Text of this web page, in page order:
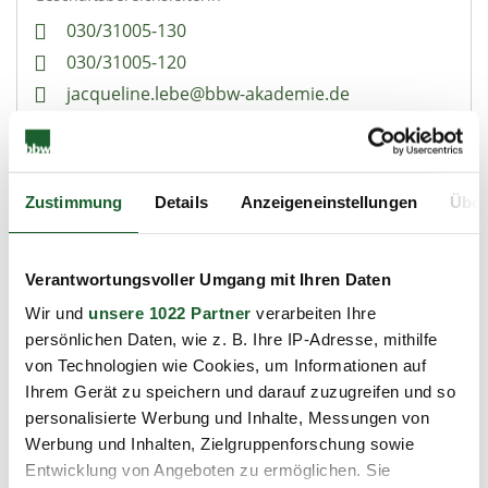
Zustimmung Details Anzeigeneinstellungen
Verantwortungsvoller Umgang mit Ihren Daten
Wir und unsere 1022 Partner verarbeiten Ihre
persönlichen Daten, wie z. B. Ihre IP-Adresse, mithilfe
von Technologien wie Cookies, um Informationen auf
Ihrem Gerät zu speichern und darauf zuzugreifen und so
personalisierte Werbung und Inhalte, Messungen von
Werbung und Inhalten, Zielgruppenforschung sowie
Entwicklung von Angeboten zu ermöglichen. Sie
030/31005-130
030/31005-120
jacqueline.lebe@bbw-akademie.de
Ihre Ansprechpartnerin
Sandra Rehbein
Vertriebsreferentin Training + Coaching
030/31005-191
sandra.rehbein@bbwev-berlin.de